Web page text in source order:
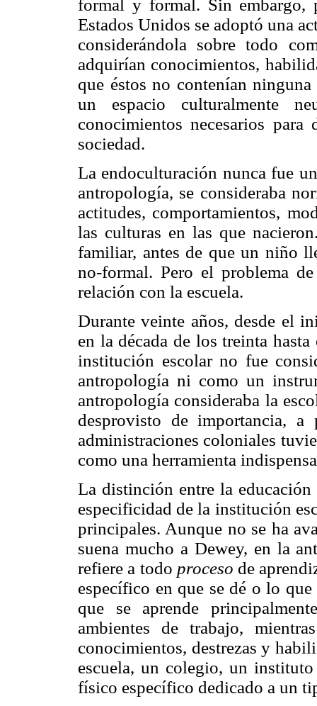
formal y formal. Sin
Estados Unidos se adoptó una
considerándola sobre todo
adquirían conocimientos,
que éstos no contenían
un espacio culturalmente
conocimientos necesarios para
sociedad.
La endoculturación nunca fue
antropología, se consideraba
actitudes, comportamientos,
las culturas en las que
familiar, antes de que un niño
no-formal. Pero el problema
relación con la escuela.
Durante veinte años, desde el
en la década de los treinta
institución escolar no fue
antropología ni como un
antropología consideraba la
desprovisto de importancia,
administraciones coloniales
como una herramienta
La distinción entre la
especificidad de la institución
principales. Aunque no se ha
suena mucho a Dewey, en la
refiere a todo proceso de
específico en que se dé o lo
que se aprende
ambientes de trabajo,
conocimientos, destrezas y
escuela, un colegio, un
físico específico dedicado a un